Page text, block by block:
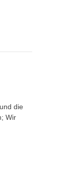
die
Wir